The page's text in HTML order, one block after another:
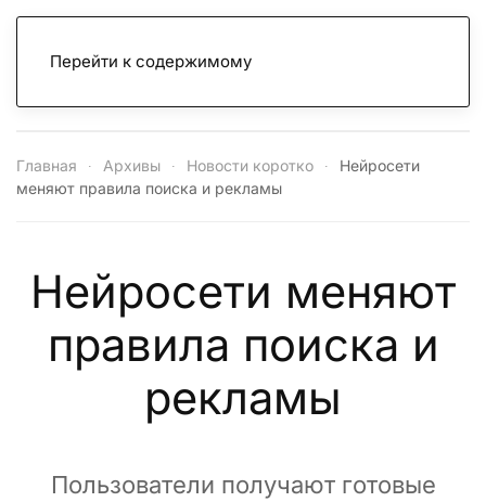
Перейти к содержимому
Главная Архивы Новости коротко
Нейросети
меняют правила поиска и рекламы
Нейросети меняют
правила поиска и
рекламы
Пользователи получают готовые